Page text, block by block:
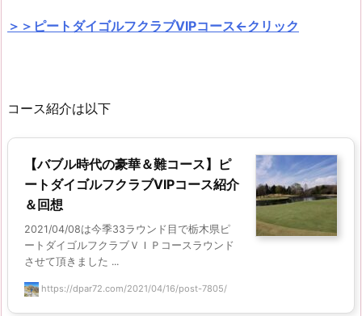
＞＞ピートダイゴルフクラブVIPコース←クリック
コース紹介は以下
【バブル時代の豪華＆難コース】ピ
ートダイゴルフクラブVIPコース紹介
＆回想
2021/04/08は今季33ラウンド目で栃木県ピ
ートダイゴルフクラブＶＩＰコースラウンド
させて頂きました ...
https://dpar72.com/2021/04/16/post-7805/